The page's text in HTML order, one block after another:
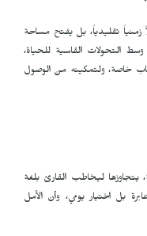
زمنياً تقليدياً، بل يفتح مساحة
التحولات القاسية للحياة،
خاصة، ولتمكينه من الوصول
ليخاطب القارئ بلغة
بل اختيار يومي، وأن الأمل